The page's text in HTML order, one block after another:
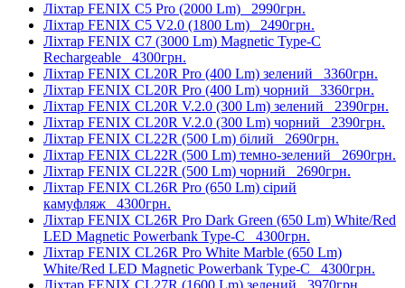
Ліхтар FENIX C5 Pro (2000 Lm) 2990грн.
Ліхтар FENIX C5 V2.0 (1800 Lm) 2490грн.
Ліхтар FENIX C7 (3000 Lm) Magnetic Type-C
Rechargeable 4300грн.
Ліхтар FENIX CL20R Pro (400 Lm) зелений 3360грн.
Ліхтар FENIX CL20R Pro (400 Lm) чорний 3360грн.
Ліхтар FENIX CL20R V.2.0 (300 Lm) зелений 2390грн.
Ліхтар FENIX CL20R V.2.0 (300 Lm) чорний 2390грн.
Ліхтар FENIX CL22R (500 Lm) білий 2690грн.
Ліхтар FENIX CL22R (500 Lm) темно-зелений 2690грн.
Ліхтар FENIX CL22R (500 Lm) чорний 2690грн.
Ліхтар FENIX CL26R Pro (650 Lm) сірий
камуфляж 4300грн.
Ліхтар FENIX CL26R Pro Dark Green (650 Lm) White/Red
LED Magnetic Powerbank Type-C 4300грн.
Ліхтар FENIX CL26R Pro White Marble (650 Lm)
White/Red LED Magnetic Powerbank Type-C 4300грн.